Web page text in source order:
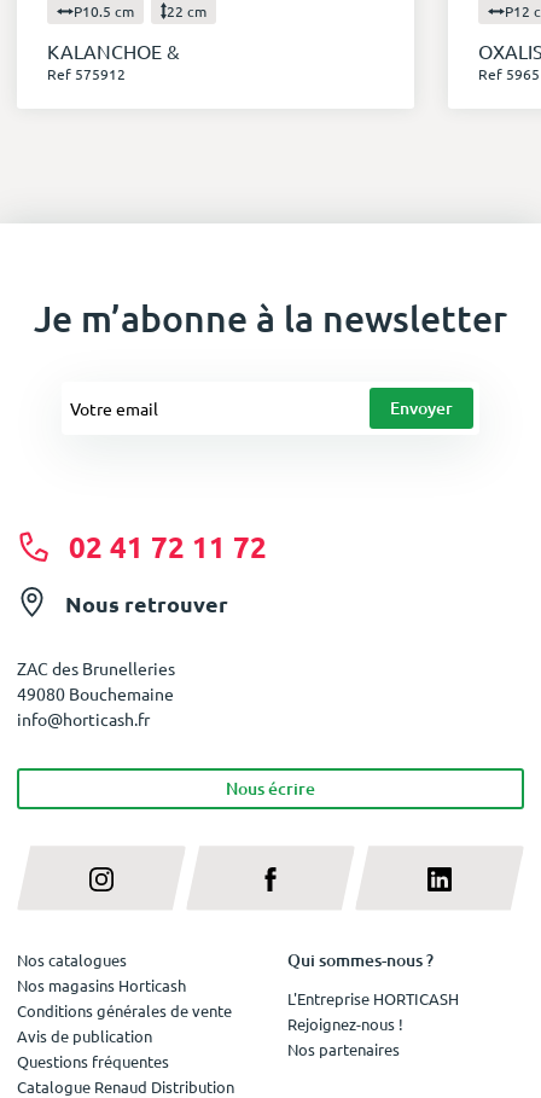
P10.5 cm 22 cm
KALANCHOE &
Ref 575912
P12
Ref
Je m’abonne à la newsletter
02 41 72 11 72
Nous retrouver
ZAC des Brunelleries
49080 Bouchemaine
info@horticash.fr
Nous écrire
Nos catalogues
Nos magasins Horticash
Conditions générales de vente
Avis de publication
Questions fréquentes
Catalogue Renaud Distribution
Qui sommes-nous ?
L'Entreprise HORTICASH
Rejoignez-nous !
Nos partenaires